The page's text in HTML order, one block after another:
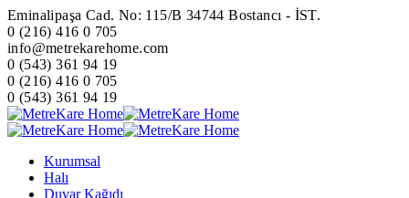
Eminalipaşa Cad. No: 115/B 34744 Bostancı - İST.
0 (216) 416 0 705
info@metrekarehome.com
0 (543) 361 94 19
0 (216) 416 0 705
0 (543) 361 94 19
Kurumsal
Halı
Duvar Kağıdı